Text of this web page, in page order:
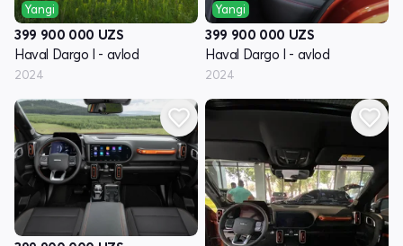
Yangi
399 900 000 UZS
Haval Dargo I - avlod
2024
Yangi
399 900 000 UZS
Haval Dargo I - avlod
2024